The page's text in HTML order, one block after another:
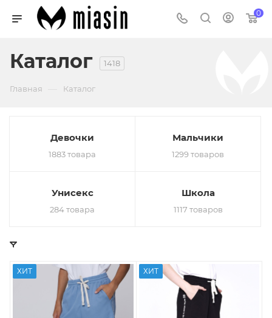
0
Каталог 1418
Главная Каталог
Девочки
1883 товара
Мальчики
1299 товаров
Унисекс
284 товара
Школа
1117 товаров
ХИТ ХИТ